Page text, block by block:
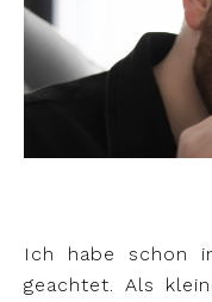
Ich habe schon
geachtet. Als